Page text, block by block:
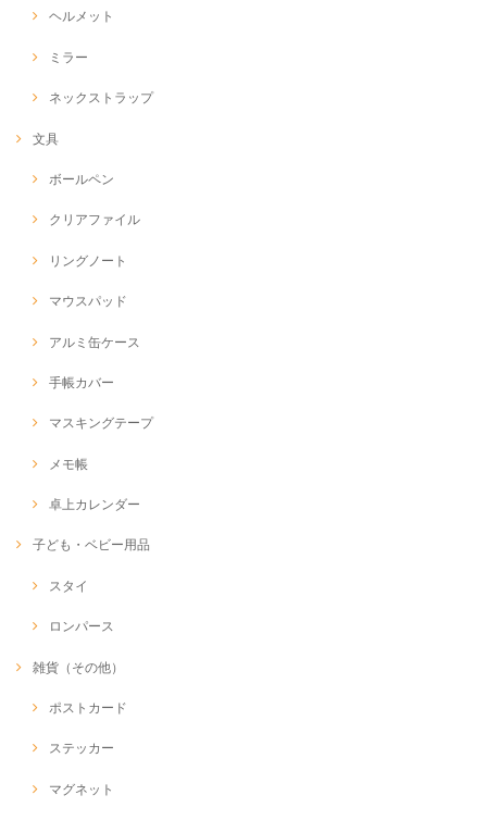
ヘルメット
ミラー
ネックストラップ
文具
ボールペン
クリアファイル
リングノート
マウスパッド
アルミ缶ケース
手帳カバー
マスキングテープ
メモ帳
卓上カレンダー
子ども・ベビー用品
スタイ
ロンパース
雑貨（その他）
ポストカード
ステッカー
マグネット